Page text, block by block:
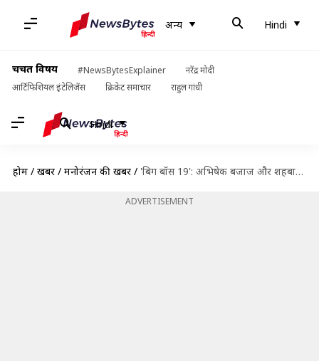
अन्य Hindi
चर्चित विषय #NewsBytesExplainer
नरेंद्र मोदी
आर्टिफिशियल इंटेलिजेंस
क्रिकेट समाचार राहुल गांधी
Hindi
होम / खबरें / मनोरंजन की खबरें / 'बिग बॉस 19': अभिषेक बजाज और शहबाज ने कर दी सारी हदें पार, अब क्या होगा?
ADVERTISEMENT